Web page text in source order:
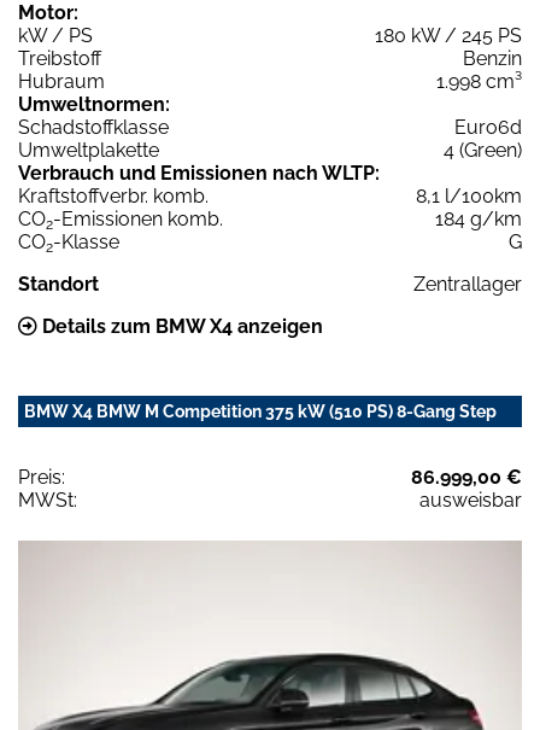
Motor:
kW / PS
180 kW / 245 PS
Treibstoff
Benzin
Hubraum
1.998 cm³
Umweltnormen:
Schadstoffklasse
Euro6d
Umweltplakette
4 (Green)
Verbrauch und Emissionen nach WLTP:
Kraftstoffverbr. komb.
8,1 l/100km
CO2-Emissionen komb.
184 g/km
CO2-Klasse
G
Standort
Zentrallager
Details zum BMW X4 anzeigen
BMW X4 BMW M Competition 375 kW (510 PS) 8-Gang Step
Preis:
86.999,00 €
MWSt:
ausweisbar